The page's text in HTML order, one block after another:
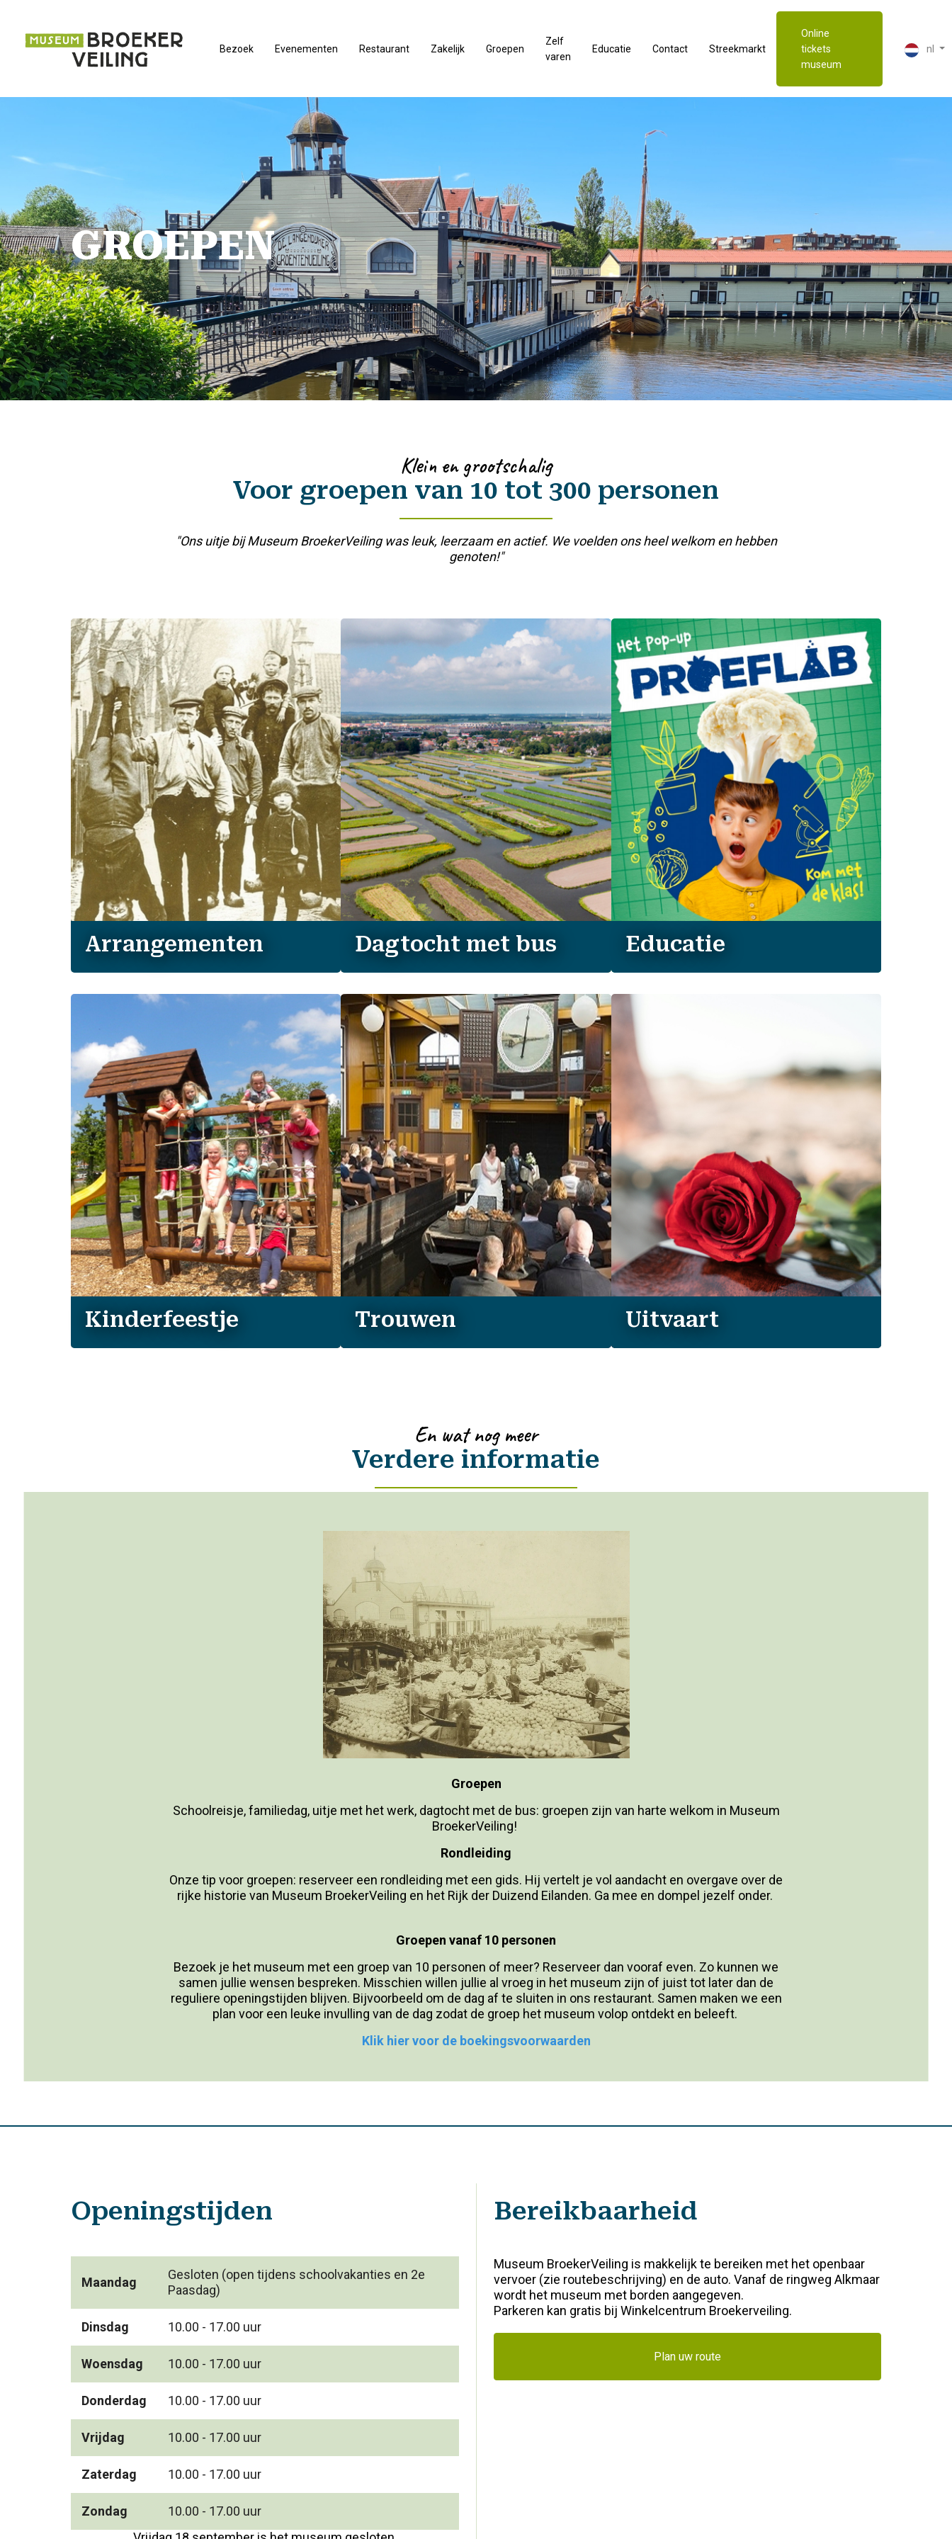
Bezoek Evenementen Restaurant Zakelijk Groepen
Zelf
varen
Educatie Contact Streekmarkt
Online
tickets
museum
nl
GROEPEN
Klein en grootschalig
Voor groepen van 10 tot 300 personen
"Ons uitje bij Museum BroekerVeiling was leuk, leerzaam en actief. We voelden ons heel welkom en hebben
genoten!"
Arrangementen Dagtocht met bus Educatie
Kinderfeestje Trouwen Uitvaart
En wat nog meer
Verdere informatie
Groepen
Schoolreisje, familiedag, uitje met het werk, dagtocht met de bus: groepen zijn van harte welkom in Museum
BroekerVeiling!
Rondleiding
Onze tip voor groepen: reserveer een rondleiding met een gids. Hij vertelt je vol aandacht en overgave over de
rijke historie van Museum BroekerVeiling en het Rijk der Duizend Eilanden. Ga mee en dompel jezelf onder.
Groepen vanaf 10 personen
Bezoek je het museum met een groep van 10 personen of meer? Reserveer dan vooraf even. Zo kunnen we
samen jullie wensen bespreken. Misschien willen jullie al vroeg in het museum zijn of juist tot later dan de
reguliere openingstijden blijven. Bijvoorbeeld om de dag af te sluiten in ons restaurant. Samen maken we een
plan voor een leuke invulling van de dag zodat de groep het museum volop ontdekt en beleeft.
Klik hier voor de boekingsvoorwaarden
Openingstijden
Maandag
Gesloten (open tijdens schoolvakanties en 2e
Paasdag)
Dinsdag 10.00 - 17.00 uur
Woensdag 10.00 - 17.00 uur
Donderdag 10.00 - 17.00 uur
Vrijdag 10.00 - 17.00 uur
Zaterdag 10.00 - 17.00 uur
Zondag
10.00 - 17.00 uur
Bereikbaarheid
Museum BroekerVeiling is makkelijk te bereiken met het openbaar
vervoer (zie routebeschrijving) en de auto. Vanaf de ringweg Alkmaar
wordt het museum met borden aangegeven.
Parkeren kan gratis bij Winkelcentrum Broekerveiling.
Plan uw route